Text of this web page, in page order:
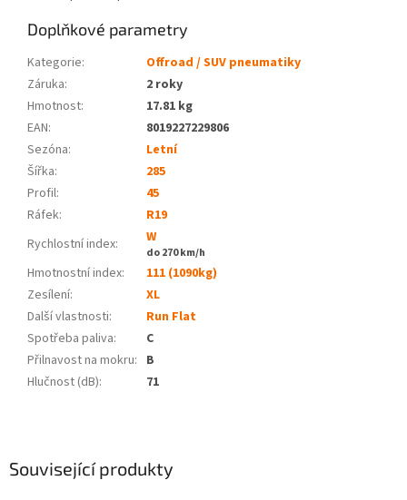
Související produkty
Doplňkové parametry
Kategorie:
Offroad / SUV pneumatiky
Záruka:
2 roky
Hmotnost:
17.81 kg
EAN:
8019227229806
Sezóna:
Letní
Šířka:
285
Profil:
45
Ráfek:
R19
Rychlostní index:
W
do 270 km/h
Hmotnostní index:
111 (1090kg)
Zesílení:
XL
Další vlastnosti:
Run Flat
Spotřeba paliva:
C
Přilnavost na mokru: B
Hlučnost (dB): 71